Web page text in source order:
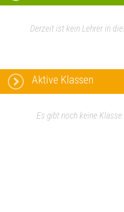
Derzeit ist kein Lehrer in
Aktive Klassen
Es gibt noch keine